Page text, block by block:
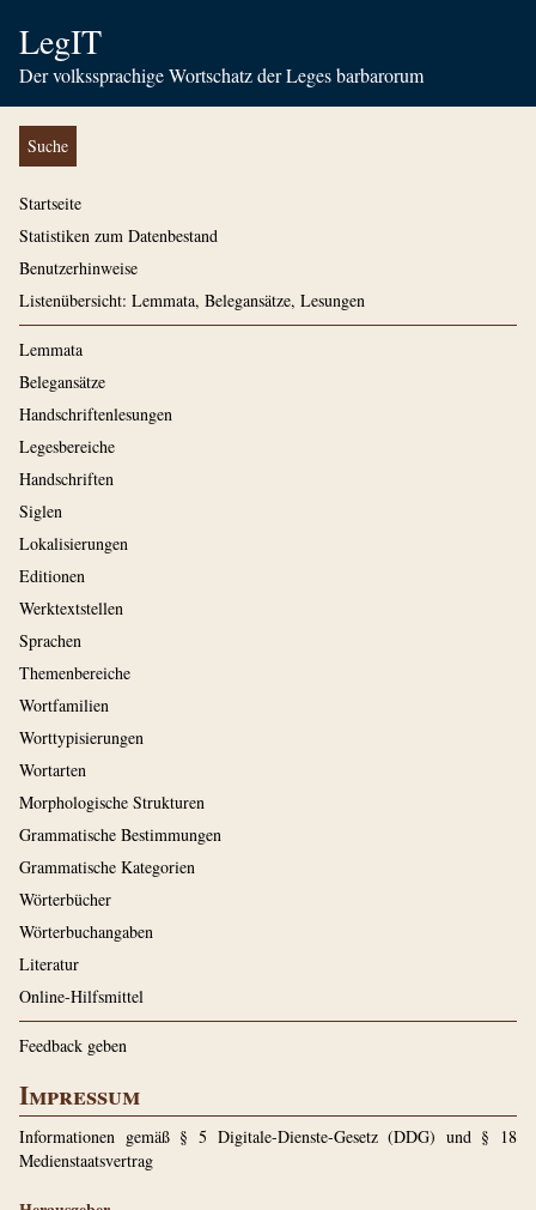
LegIT
Der volkssprachige Wortschatz der Leges barbarorum
Suche
Startseite
Statistiken zum Datenbestand
Benutzerhinweise
Listenübersicht: Lemmata, Belegansätze, Lesungen
Lemmata
Belegansätze
Handschriftenlesungen
Legesbereiche
Handschriften
Siglen
Lokalisierungen
Editionen
Werktextstellen
Sprachen
Themenbereiche
Wortfamilien
Worttypisierungen
Wortarten
Morphologische Strukturen
Grammatische Bestimmungen
Grammatische Kategorien
Wörterbücher
Wörterbuchangaben
Literatur
Online-Hilfsmittel
Feedback geben
Impressum
Informationen gemäß § 5 Digitale-Dienste-Gesetz (DDG) und § 18
Medienstaatsvertrag